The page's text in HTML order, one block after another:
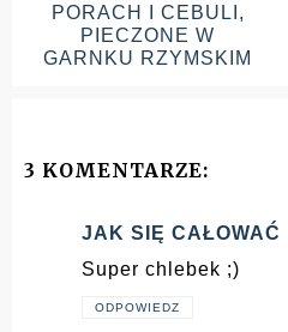
PORACH I CEBULI,
PIECZONE W
GARNKU RZYMSKIM
3 KOMENTARZE:
JAK SIĘ CAŁOWAĆ
Super chlebek ;)
ODPOWIEDZ